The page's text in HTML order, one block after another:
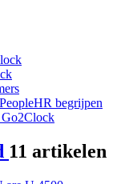
begrijpen
11 artikelen